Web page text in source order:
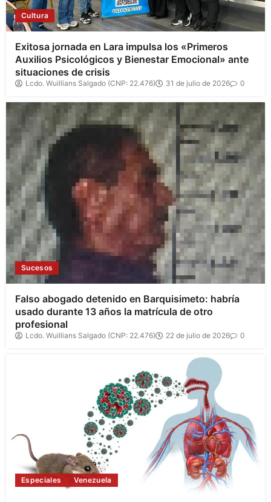
Cultura
Exitosa jornada en Lara impulsa los «Primeros
Auxilios Psicológicos y Bienestar Emocional» ante
situaciones de crisis
Lcdo. Wuillians Salgado (CNP: 22.476) 31 de julio de 2026 0
Sucesos
Falso abogado detenido en Barquisimeto: habría
usado durante 13 años la matrícula de otro
profesional
Lcdo. Wuillians Salgado (CNP: 22.476) 22 de julio de 2026 0
Especiales Venezuela